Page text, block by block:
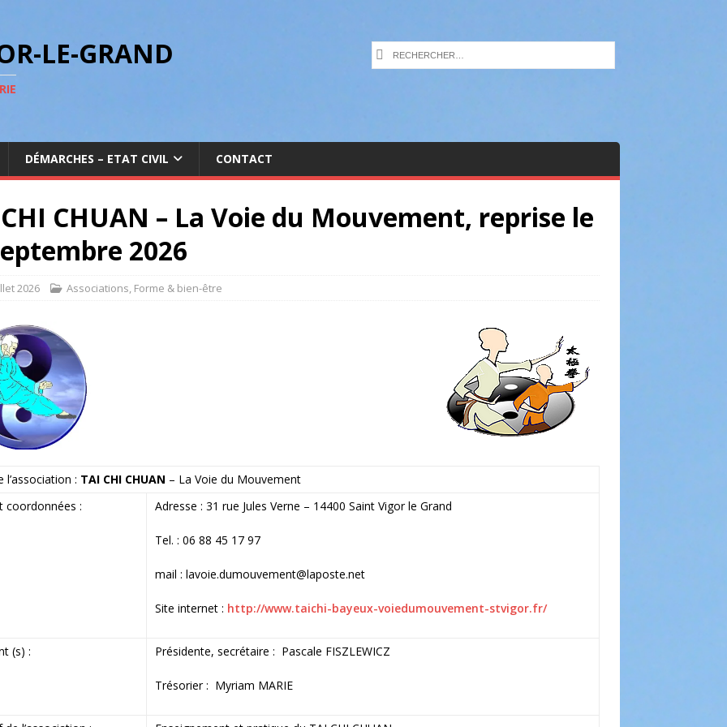
LE-GRAND
DÉMARCHES – ETAT CIVIL CONTACT
CHUAN – La Voie du Mouvement, reprise le
2026
2026 Associations, Forme & bien-être
l’association : TAI CHI CHUAN – La Voie du Mouvement
coordonnées :
Adresse : 31 rue Jules Verne – 14400 Saint Vigor le Grand
Tel. : 06 88 45 17 97
mail : lavoie.dumouvement@laposte.net
Site internet : http://www.taichi-bayeux-voiedumouvement-stvigor.fr/
(s) : Présidente, secrétaire : Pascale FISZLEWICZ
Trésorier : Myriam MARIE